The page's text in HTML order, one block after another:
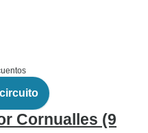
Cornualles (9